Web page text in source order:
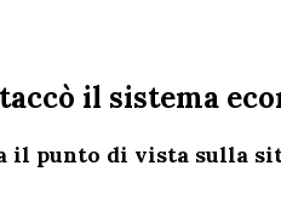
il sistema
il punto di vista sulla